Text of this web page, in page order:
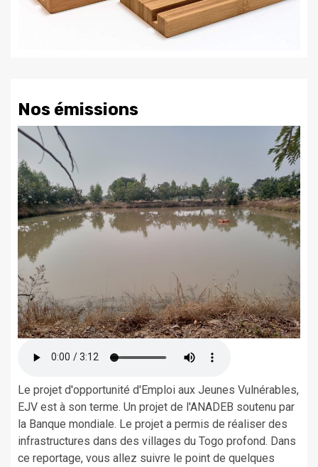
Nos émissions
Le projet d'opportunité d'Emploi aux Jeunes Vulnérables,
EJV est à son terme. Un projet de l'ANADEB soutenu par
la Banque mondiale. Le projet a permis de réaliser des
infrastructures dans des villages du Togo profond. Dans
ce reportage, vous allez suivre le point de quelques